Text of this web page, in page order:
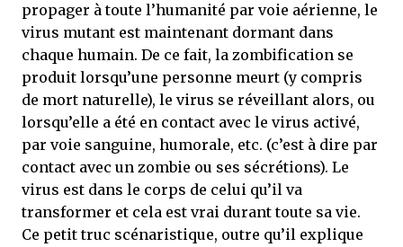
propager à toute l’humanité par voie aérienne, le
virus mutant est maintenant dormant dans
chaque humain. De ce fait, la zombification se
produit lorsqu’une personne meurt (y compris
de mort naturelle), le virus se réveillant alors, ou
lorsqu’elle a été en contact avec le virus activé,
par voie sanguine, humorale, etc. (c’est à dire par
contact avec un zombie ou ses sécrétions). Le
virus est dans le corps de celui qu’il va
transformer et cela est vrai durant toute sa vie.
Ce petit truc scénaristique, outre qu’il explique